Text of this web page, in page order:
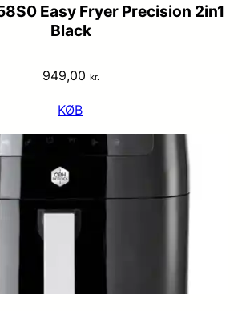
Easy Fryer Precision 2in1
Black
949,00 kr.
KØB